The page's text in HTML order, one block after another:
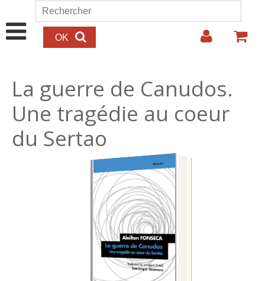
Aller au contenu principal
Formulaire de recherche
Rechercher
La guerre de Canudos.
Une tragédie au coeur
du Sertao
20.00€